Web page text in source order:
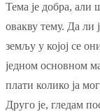
Тема је добра, али
овакву тему. Да ли
земљу у којој се
једном основном
плати колико ја
Друго је, гледам